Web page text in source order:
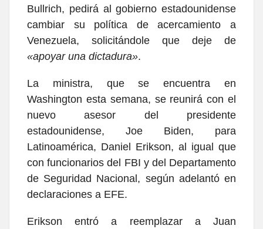
Bullrich, pedirá al gobierno estadounidense
cambiar su política de acercamiento a
Venezuela, solicitándole que deje de
«apoyar una dictadura».
La ministra, que se encuentra en
Washington esta semana, se reunirá con el
nuevo asesor del presidente
estadounidense, Joe Biden, para
Latinoamérica, Daniel Erikson, al igual que
con funcionarios del FBI y del Departamento
de Seguridad Nacional, según adelantó en
declaraciones a EFE.
Erikson entró a reemplazar a Juan